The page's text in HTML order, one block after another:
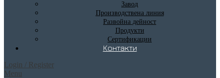
Завод
Производствена линия
Развойна дейност
Продукти
Сертификации
Контакти
Login / Register
Menu